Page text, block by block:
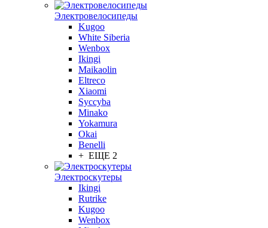
Электровелосипеды
Kugoo
White Siberia
Wenbox
Ikingi
Maikaolin
Eltreco
Xiaomi
Syccyba
Minako
Yokamura
Okai
Benelli
+ ЕЩЕ 2
Электроскутеры
Ikingi
Rutrike
Kugoo
Wenbox